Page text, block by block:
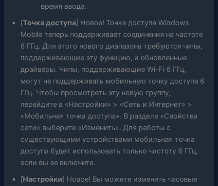
время ввода.
[Точка доступа] Новое! Точка доступа Windows
Mobile теперь поддерживает соединения на частоте
6 ГГц. Для этого нового диапазона требуются чипы,
поддерживающие эту функцию, и обновленные
драйверы. Чипы, поддерживающие Wi-Fi 6 ГГц,
могут не поддерживать мобильную точку доступа 6
ГГц. Чтобы просмотреть эту новую группу,
перейдите в «Настройки» > «Сеть и Интернет» >
«Мобильная точка доступа». В разделе «Свойства
сети» выберите «Изменить». Для работы с
существующими устройствами мобильная точка
доступа будет использовать только частоту 6 ГГц,
если вы ее включите.
[Настройки] Новое! Вы можете изменить часовые